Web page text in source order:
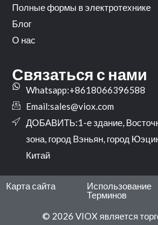
Полные формы в электротехнике
Блог
О нас
Связаться с нами
Whatsapp:+8618066396588
Email:sales@viox.com
ДОБАВИТЬ:1-е здание,
зона, город Вэньян, город
Китай
Карта сайта
Использование
Терминов
© 2026 VIOX является